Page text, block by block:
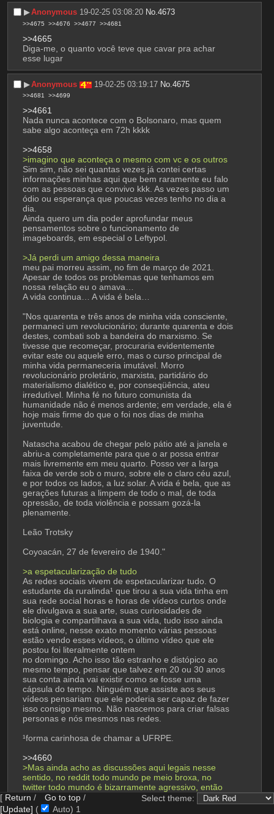
▶︎Anonymous 19-02-25 03:08:20 No.4673
>>4675 >>4676 >>4677 >>4681
>>4665
Diga-me, o quanto você teve que cavar pra achar
esse lugar
▶︎Anonymous 19-02-25 03:19:17 No.4675
>>4681 >>4699
>>4661
Nada nunca acontece com o Bolsonaro, mas quem
sabe algo aconteça em 72h kkkk
>>4658
>imagino que aconteça o mesmo com vc e os outros
Sim sim, não sei quantas vezes já contei certas
informações minhas aqui que bem raramente eu falo
com as pessoas que convivo kkk. As vezes passo um
ódio ou esperança que poucas vezes tenho no dia a
dia.
Ainda quero um dia poder aprofundar meus
pensamentos sobre o funcionamento de
imageboards, em especial o Leftypol.
>Já perdi um amigo dessa maneira
meu pai morreu assim, no fim de março de 2021.
Apesar de todos os problemas que tenhamos em
nossa relação eu o amava…
A vida continua… A vida é bela…
"Nos quarenta e três anos de minha vida consciente,
permaneci um revolucionário; durante quarenta e dois
destes, combati sob a bandeira do marxismo. Se
tivesse que recomeçar, procuraria evidentemente
evitar este ou aquele erro, mas o curso principal de
minha vida permaneceria imutável. Morro
revolucionário proletário, marxista, partidário do
materialismo dialético e, por conseqüência, ateu
irredutível. Minha fé no futuro comunista da
humanidade não é menos ardente; em verdade, ela é
hoje mais firme do que o foi nos dias de minha
juventude.
Natascha acabou de chegar pelo pátio até a janela e
abriu-a completamente para que o ar possa entrar
mais livremente em meu quarto. Posso ver a larga
faixa de verde sob o muro, sobre ele o claro céu azul,
e por todos os lados, a luz solar. A vida é bela, que as
gerações futuras a limpem de todo o mal, de toda
opressão, de toda violência e possam gozá-la
plenamente.
Leão Trotsky
Coyoacán, 27 de fevereiro de 1940."
>a espetacularização de tudo
As redes sociais vivem de espetacularizar tudo. O
estudante da ruralinda¹ que tirou a sua vida tinha em
sua rede social horas e horas de vídeos curtos onde
ele divulgava a sua arte, suas curiosidades de
biologia e compartilhava a sua vida, tudo isso ainda
está online, nesse exato momento várias pessoas
estão vendo esses vídeos, o último vídeo que ele
postou foi literalmente ontem
no domingo. Acho isso tão estranho e distópico ao
mesmo tempo, pensar que talvez em 20 ou 30 anos
sua conta ainda vai existir como se fosse uma
cápsula do tempo. Ninguém que assiste aos seus
vídeos pensariam que ele poderia ser capaz de fazer
isso consigo mesmo. Não nascemos para criar falsas
personas e nós mesmos nas redes.
¹forma carinhosa de chamar a UFRPE.
>>4660
>Mas ainda acho as discussões aqui legais nesse
sentido, no reddit todo mundo pe meio broxa, no
twitter todo mundo é bizarramente agressivo, então
aqui, mesmo que as vezes possamos acabar em
"echo chambers" de desespero, ainda da pra discutir
[ Return / Go to top /
[Update] ( Auto) 10
Select theme: